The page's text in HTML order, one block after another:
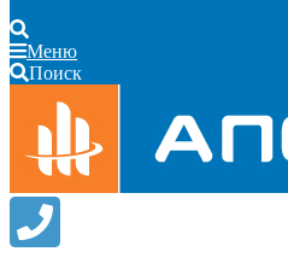
Меню
Поиск